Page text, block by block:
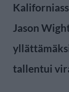
Jason
tallentui